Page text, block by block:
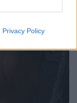
Privacy Policy